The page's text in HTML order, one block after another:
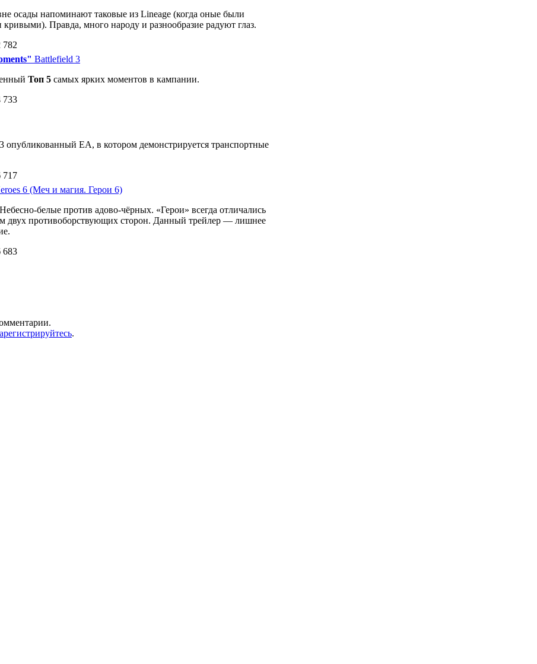
осады напоминают таковые из Lineage (когда оные были
Правда, много народу и разнообразие радуют глаз.
782
Battlefield 3
Топ 5 самых ярких моментов в кампании.
733
опубликованный EA, в котором демонстрируется транспортные
717
6 (Меч и магия. Герои 6)
белые против адово-чёрных. «Герои» всегда отличались
двух противоборствующих сторон. Данный трейлер — лишнее
683
.